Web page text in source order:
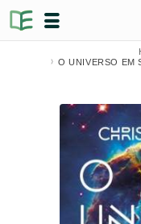
O UNIVERSO EM